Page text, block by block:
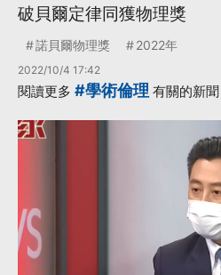
破貝爾定律同獲物理獎
諾貝爾物理獎 2022年
2022/10/4 17:42
閱讀更多 #學術倫理 有關的新聞